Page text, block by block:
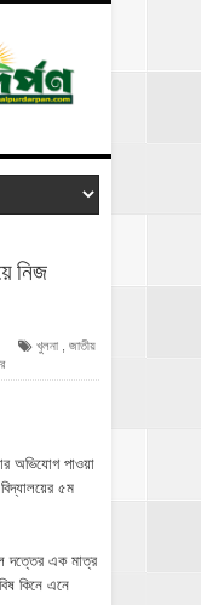
নিজ
খুলনা
জাতীয়
অভিযোগ পাওয়া
৫ম
দত্তের এক মাত্র
কিনে এনে